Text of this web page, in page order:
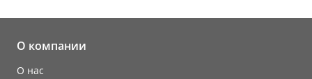
О компании
О нас